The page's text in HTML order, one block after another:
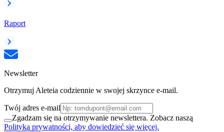
Raport
Newsletter
Otrzymuj Aleteia codziennie w swojej skrzynce e-mail.
Twój adres e-mail
Zgadzam się na otrzymywanie newslettera. Zobacz naszą
Polityka prywatności, aby dowiedzieć się więcej.